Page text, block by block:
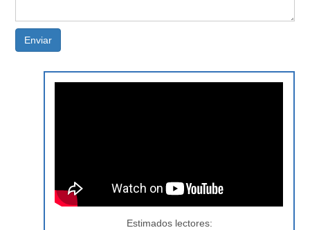
Enviar
Estimados lectores: